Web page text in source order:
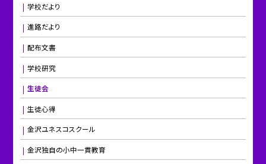
学校だより
進路だより
配布文書
学校研究
生徒会
生徒心得
金沢ユネスコスクール
金沢独自の小中一貫教育